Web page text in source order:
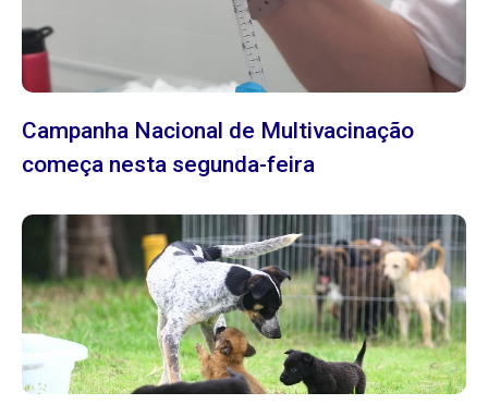
Campanha Nacional de Multivacinação
começa nesta segunda-feira